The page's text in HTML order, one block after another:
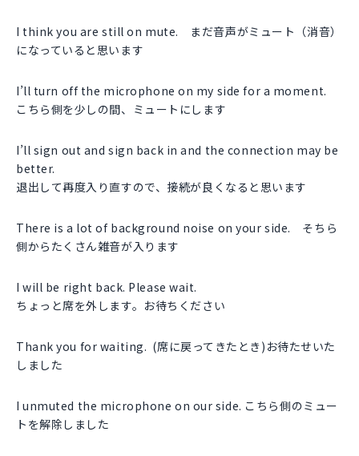
I think you are still on mute. まだ音声がミュート（消音）
になっていると思います
I’ll turn off the microphone on my side for a moment.
こちら側を少しの間、ミュートにします
I’ll sign out and sign back in and the connection may be
better.
退出して再度入り直すので、接続が良くなると思います
There is a lot of background noise on your side. そちら
側からたくさん雑音が入ります
I will be right back. Please wait.
ちょっと席を外します。お待ちください
Thank you for waiting. (席に戻ってきたとき)お待たせいた
しました
I unmuted the microphone on our side. こちら側のミュー
トを解除しました